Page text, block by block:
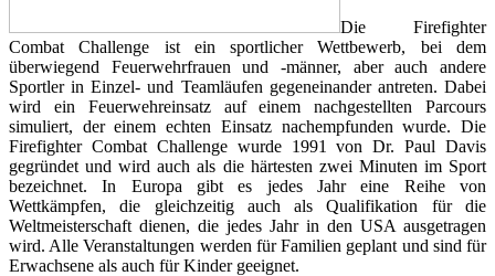
Die Firefighter
Combat Challenge ist ein sportlicher Wettbewerb, bei dem
überwiegend Feuerwehrfrauen und -männer, aber auch andere
Sportler in Einzel- und Teamläufen gegeneinander antreten. Dabei
wird ein Feuerwehreinsatz auf einem nachgestellten Parcours
simuliert, der einem echten Einsatz nachempfunden wurde. Die
Firefighter Combat Challenge wurde 1991 von Dr. Paul Davis
gegründet und wird auch als die härtesten zwei Minuten im Sport
bezeichnet. In Europa gibt es jedes Jahr eine Reihe von
Wettkämpfen, die gleichzeitig auch als Qualifikation für die
Weltmeisterschaft dienen, die jedes Jahr in den USA ausgetragen
wird. Alle Veranstaltungen werden für Familien geplant und sind für
Erwachsene als auch für Kinder geeignet.